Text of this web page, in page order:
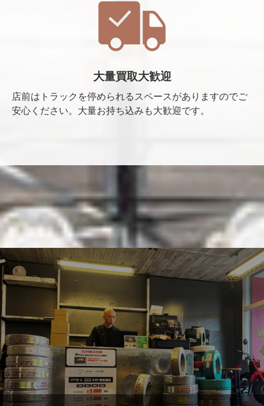
大量買取大歓迎
店前はトラックを停められるスペースがありますのでご
安心ください。大量お持ち込みも大歓迎です。